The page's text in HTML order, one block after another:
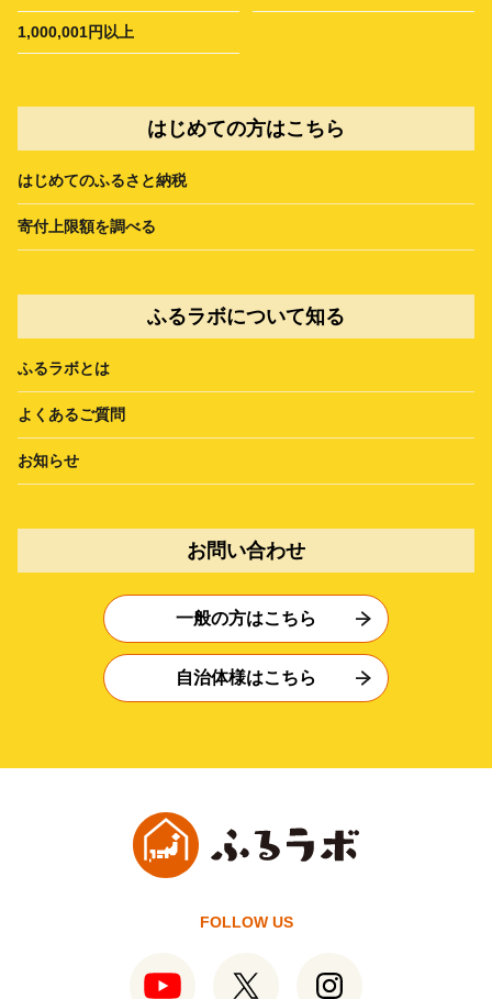
1,000,001円以上
はじめての方はこちら
はじめてのふるさと納税
寄付上限額を調べる
ふるラボについて知る
ふるラボとは
よくあるご質問
お知らせ
お問い合わせ
一般の方はこちら
自治体様はこちら
FOLLOW US